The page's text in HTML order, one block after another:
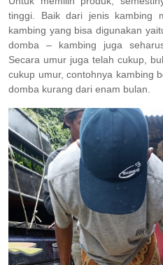
tinggi. Baik dari jenis kambing
kambing yang bisa digunakan
domba – kambing juga
Secara umur juga telah cukup,
cukup umur, contohnya kambing
domba kurang dari enam bulan.